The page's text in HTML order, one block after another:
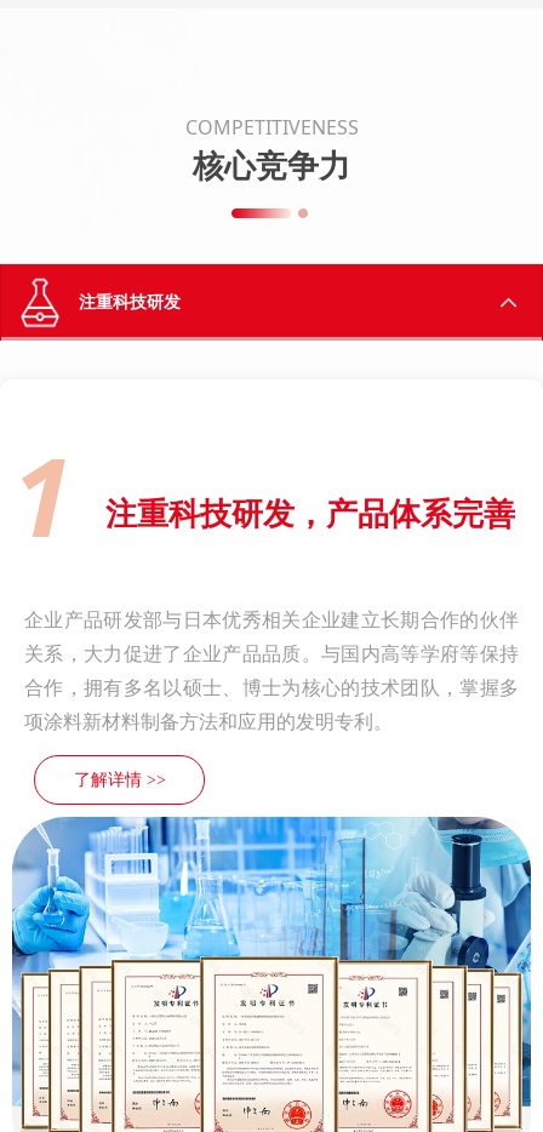
COMPETITIVENESS
核心竞争力
注重科技研发
注重科技研发，产品体系完善
1
企业产品研发部与日本优秀相关企业建立长期合作的伙伴
关系，大力促进了企业产品品质。与国内高等学府等保持
合作，拥有多名以硕士、博士为核心的技术团队，掌握多
项涂料新材料制备方法和应用的发明专利。
了解详情 >>